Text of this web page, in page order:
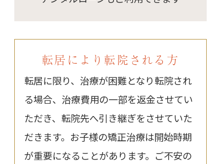
転居により転院される方
転居に限り、治療が困難となり転院され
る場合、治療費用の一部を返金させてい
ただき、転院先へ引き継ぎをさせていた
だきます。お子様の矯正治療は開始時期
が重要になることがあります。ご不安の